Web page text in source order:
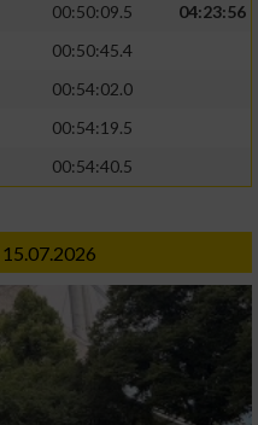
00:50:09.5
04:23:56
00:50:45.4
00:54:02.0
00:54:19.5
00:54:40.5